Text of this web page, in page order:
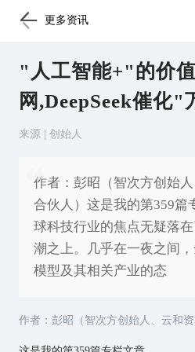
更多资讯
"人工智能+"的价
网,DeepSeek催化"
来源 | 创始人
作者：彭昭（智次方创始
合伙人）这是我的第359篇
球科技行业的焦点无疑落在
潮之上。几乎在一夜之间
模型及其相关产业的态
作者：彭昭（智次方创始人、云和资